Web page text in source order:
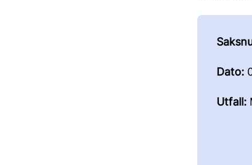
Dato:
Utfall: